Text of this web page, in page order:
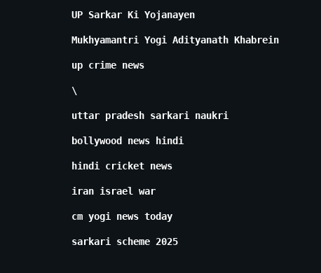
UP Sarkar Ki Yojanayen
Mukhyamantri Yogi Adityanath Khabrein
up crime news
\
uttar pradesh sarkari naukri
bollywood news hindi
hindi cricket news
iran israel war
cm yogi news today
sarkari scheme 2025